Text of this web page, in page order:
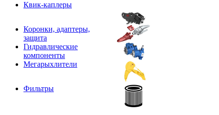
Квик-каплеры
Коронки, адаптеры,
защита
Гидравлические
компоненты
Мегарыхлители
Фильтры